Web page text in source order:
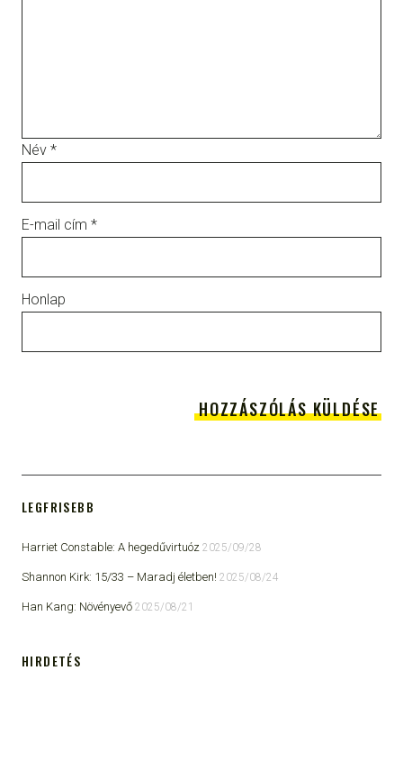
Név *
E-mail cím *
Honlap
LEGFRISEBB
Harriet Constable: A hegedűvirtuóz 2025/09/28
Shannon Kirk: 15/33 ​– Maradj életben! 2025/08/24
Han Kang: Növényevő 2025/08/21
HIRDETÉS